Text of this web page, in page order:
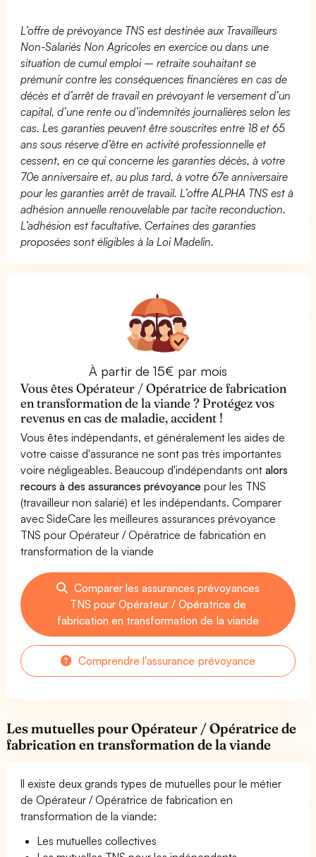
L’offre de prévoyance TNS est destinée aux Travailleurs
Non-Salariés Non Agricoles en exercice ou dans une
situation de cumul emploi – retraite souhaitant se
prémunir contre les conséquences financières en cas de
décès et d’arrêt de travail en prévoyant le versement d’un
capital, d’une rente ou d’indemnités journalières selon les
cas. Les garanties peuvent être souscrites entre 18 et 65
ans sous réserve d’être en activité professionnelle et
cessent, en ce qui concerne les garanties décès, à votre
70e anniversaire et, au plus tard, à votre 67e anniversaire
pour les garanties arrêt de travail. L’offre ALPHA TNS est à
adhésion annuelle renouvelable par tacite reconduction.
L’adhésion est facultative. Certaines des garanties
proposées sont éligibles à la Loi Madelin.
À partir de 15€ par mois
Vous êtes Opérateur / Opératrice de fabrication
en transformation de la viande ? Protégez vos
revenus en cas de maladie, accident !
Vous êtes indépendants, et généralement les aides de
votre caisse d'assurance ne sont pas très importantes
voire négligeables. Beaucoup d'indépendants ontalors
recours à des assurances prévoyance pour les TNS
(travailleur non salarié) et les indépendants. Comparer
avec SideCare les meilleures assurances prévoyance
TNS pour Opérateur / Opératrice de fabrication en
transformation de la viande
Comparer les assurances prévoyances
TNS pour Opérateur / Opératrice de
fabrication en transformation de la viande
Comprendre l'assurance prévoyance
Les mutuelles pour Opérateur / Opératrice de
fabrication en transformation de la viande
Il existe deux grands types de mutuelles pour le métier
de Opérateur / Opératrice de fabrication en
transformation de la viande:
Les mutuelles collectives